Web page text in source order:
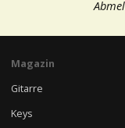
Magazin
Gitarre
Keys